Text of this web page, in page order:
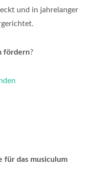
und in jahrelanger
fördern?
für das musiculum